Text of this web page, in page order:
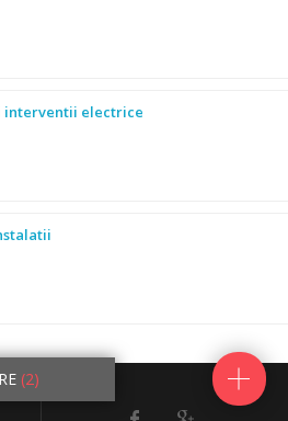
interventii electrice
(2)anunturi